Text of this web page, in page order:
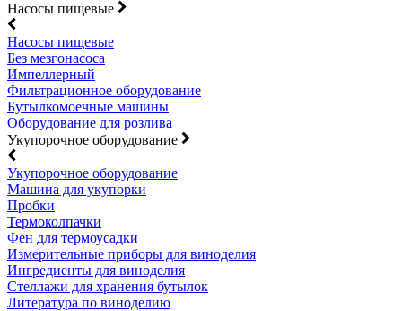
Насосы пищевые
Насосы пищевые
Без мезгонасоса
Импеллерный
Фильтрационное оборудование
Бутылкомоечные машины
Оборудование для розлива
Укупорочное оборудование
Укупорочное оборудование
Машина для укупорки
Пробки
Термоколпачки
Фен для термоусадки
Измерительные приборы для виноделия
Ингредиенты для виноделия
Стеллажи для хранения бутылок
Литература по виноделию